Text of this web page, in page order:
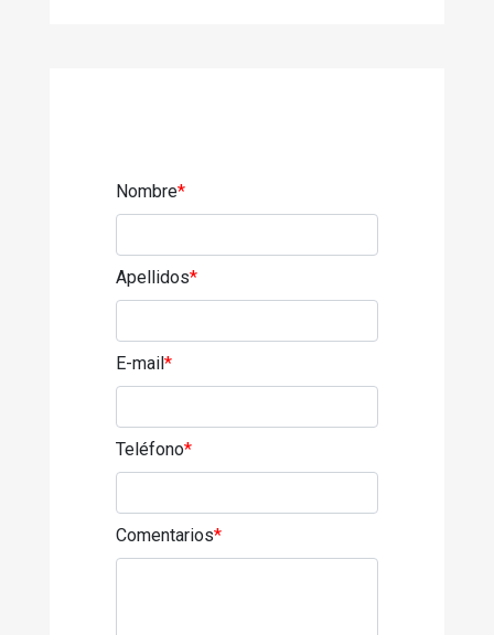
Nombre*
Apellidos*
E-mail*
Teléfono*
Comentarios*